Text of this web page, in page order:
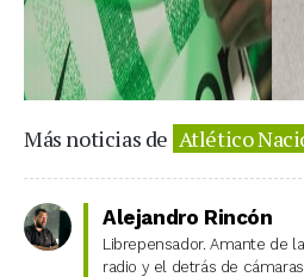
Más noticias de Atlético
Alejandro Rincón
Librepensador. Amante de
radio y el detrás de